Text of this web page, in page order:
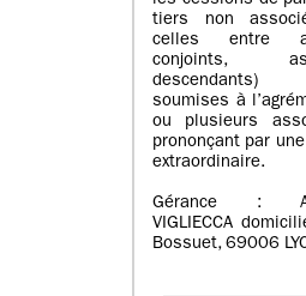
tiers non
celles entre
conjoints,
soumises à
ou plusieurs
prononçant par
extraordinaire.
Gérance :
VIGLIECCA
Bossuet, 69006